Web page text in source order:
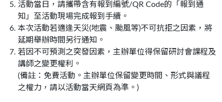
活動當日，請攜帶含有報到編號/QR Code的「報到通
知」至活動現場完成報到手續。
本次活動若適逢天災(地震、颱風等)不可抗拒之因素，將
延期舉辦時間另行通知。
若因不可預測之突發因素，主辦單位得保留研討會課程及
講師之變更權利。
(備註：免費活動。主辦單位保留變更時間、形式與議程
之權力，請以活動當天網頁為準。)